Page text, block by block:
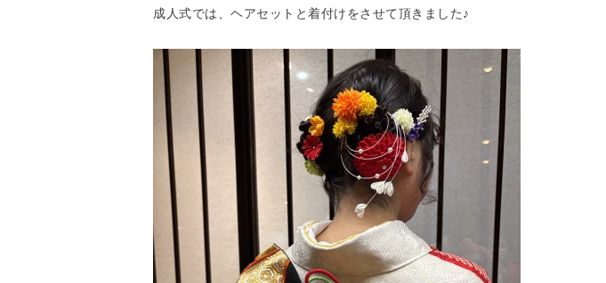
成人式では、ヘアセットと着付けをさせて頂きました♪